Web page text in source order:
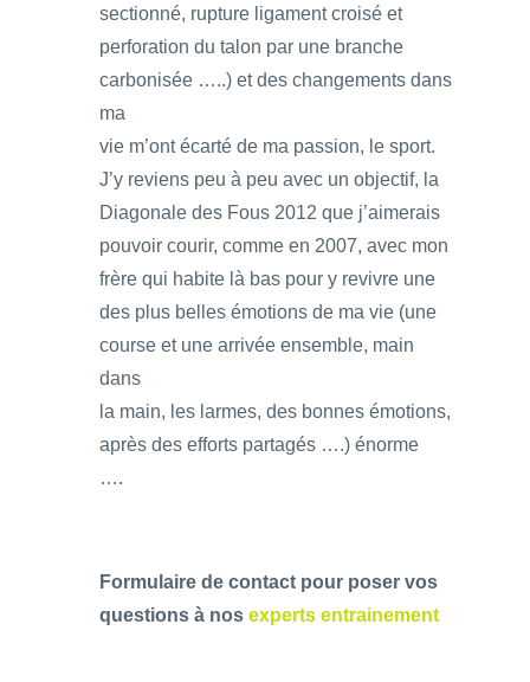
sectionné, rupture ligament croisé et
perforation du talon par une branche
carbonisée …..) et des changements dans
ma
vie m’ont écarté de ma passion, le sport.
J’y reviens peu à peu avec un objectif, la
Diagonale des Fous 2012 que j’aimerais
pouvoir courir, comme en 2007, avec mon
frère qui habite là bas pour y revivre une
des plus belles émotions de ma vie (une
course et une arrivée ensemble, main
dans
la main, les larmes, des bonnes émotions,
après des efforts partagés ….) énorme
….
Formulaire de contact pour poser vos
questions à nos experts entrainement